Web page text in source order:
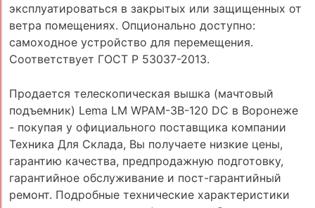
эксплуатироваться в закрытых или защищенных от
ветра помещениях. Опционально доступно:
самоходное устройство для перемещения.
Соответствует ГОСТ Р 53037-2013.
Продается телескопическая вышка (мачтовый
подъемник) Lema LM WPAM-3B-120 DC в Воронеже
- покупая у официального поставщика компании
Техника Для Склада, Вы получаете низкие цены,
гарантию качества, предпродажную подготовку,
гарантийное обслуживание и пост-гарантийный
ремонт. Подробные технические характеристики